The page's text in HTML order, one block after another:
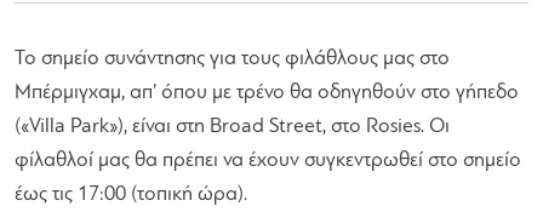
Το σημείο συνάντησης για τους φιλάθλους μας στο
Μπέρμιγχαμ, απ’ όπου με τρένο θα οδηγηθούν στο γήπεδο
(«Villa Park»), είναι στη Broad Street, στο Rosies. Οι
φίλαθλοί μας θα πρέπει να έχουν συγκεντρωθεί στο σημείο
έως τις 17:00 (τοπική ώρα).